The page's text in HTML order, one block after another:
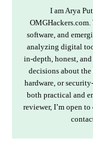
I am Arya
software, and
analyzing digital
in-depth, honest,
decisions about
hardware, or
both practical and
reviewer, I’m open